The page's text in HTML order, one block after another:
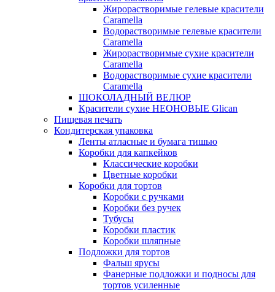
Жирорастворимые гелевые красители
Caramella
Водорастворимые гелевые красители
Caramella
Жирорастворимые сухие красители
Caramella
Водорастворимые сухие красители
Caramella
ШОКОЛАДНЫЙ ВЕЛЮР
Красители сухие НЕОНОВЫЕ Glican
Пищевая печать
Кондитерская упаковка
Ленты атласные и бумага тишью
Коробки для капкейков
Классические коробки
Цветные коробки
Коробки для тортов
Коробки с ручками
Коробки без ручек
Тубусы
Коробки пластик
Коробки шляпные
Подложки для тортов
Фальш ярусы
Фанерные подложки и подносы для
тортов усиленные